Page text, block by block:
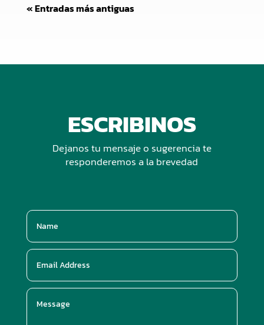
« Entradas más antiguas
ESCRIBINOS
Dejanos tu mensaje o sugerencia te
responderemos a la brevedad